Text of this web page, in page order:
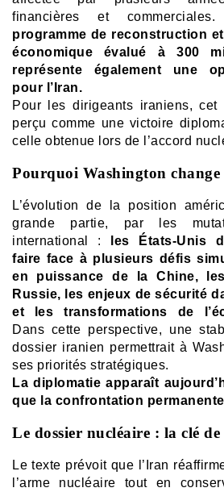
financières et
programme de reconstruction
économique évalué à 300
représente également une
pour l’Iran.
Pour les dirigeants iraniens, cet
perçu comme une victoire
celle obtenue lors de l’accord
Pourquoi Washington change
L’évolution de la position
grande partie, par les
international :
es États-Unis
faire face à plusieurs défis
en puissance de la Chine,
Russie, les enjeux de sécurité
et les transformations de
Dans cette perspective, une
dossier iranien permettrait à
ses priorités stratégiques.
La diplomatie apparaît
que la confrontation
Le dossier nucléaire : la clé
Le texte prévoit que l’Iran
l’arme nucléaire tout en